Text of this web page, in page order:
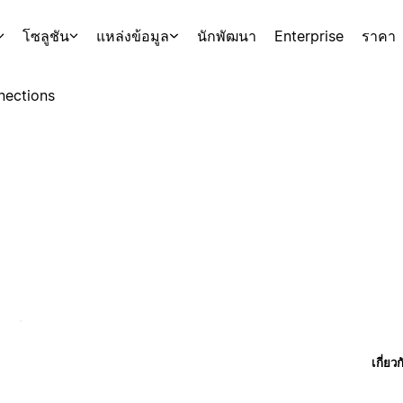
โซลูชัน แหล่งข้อมูล นักพัฒนา Enterprise ราคา
เกี่ยว